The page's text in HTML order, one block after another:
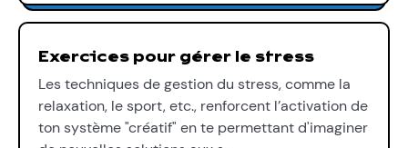
Exercices pour gérer le stress
Les techniques de gestion du stress, comme la
relaxation, le sport, etc., renforcent l’activation de
ton système "créatif" en te permettant d'imaginer